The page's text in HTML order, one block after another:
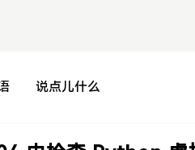
说点儿什么